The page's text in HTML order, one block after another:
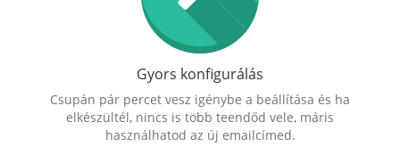
Gyors konfigurálás
Csupán pár percet vesz igénybe a beállítása és ha
elkészültél, nincs is több teendőd vele, máris
használhatod az új emailcímed.